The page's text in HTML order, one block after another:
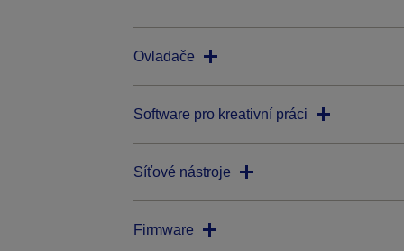
Ovladače
Software pro kreativní práci
Síťové nástroje
Firmware